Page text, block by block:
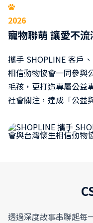
2026
寵物聯萌 讓愛不流
攜手 SHOPLINE 客戶
相信動物協會一同參與
毛孩，更打造專屬公益
社會關注，達成「公益
透過深度故事串聯起每